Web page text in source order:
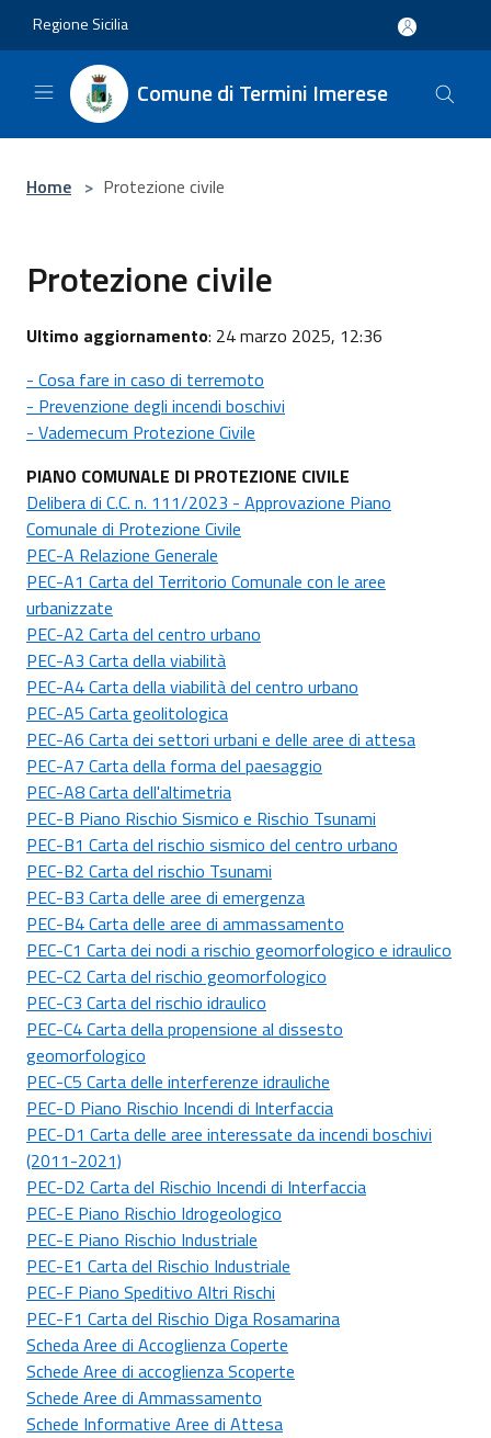
Regione Sicilia
Comune di Termini Imerese
Home > Protezione civile
Protezione civile
Ultimo aggiornamento: 24 marzo 2025, 12:36
- Cosa fare in caso di terremoto
- Prevenzione degli incendi boschivi
- Vademecum Protezione Civile
PIANO COMUNALE DI PROTEZIONE CIVILE
Delibera di C.C. n. 111/2023 - Approvazione Piano
Comunale di Protezione Civile
PEC-A Relazione Generale
PEC-A1 Carta del Territorio Comunale con le aree
urbanizzate
PEC-A2 Carta del centro urbano
PEC-A3 Carta della viabilità
PEC-A4 Carta della viabilità del centro urbano
PEC-A5 Carta geolitologica
PEC-A6 Carta dei settori urbani e delle aree di attesa
PEC-A7 Carta della forma del paesaggio
PEC-A8 Carta dell'altimetria
PEC-B Piano Rischio Sismico e Rischio Tsunami
PEC-B1 Carta del rischio sismico del centro urbano
PEC-B2 Carta del rischio Tsunami
PEC-B3 Carta delle aree di emergenza
PEC-B4 Carta delle aree di ammassamento
PEC-C1 Carta dei nodi a rischio geomorfologico e idraulico
PEC-C2 Carta del rischio geomorfologico
PEC-C3 Carta del rischio idraulico
PEC-C4 Carta della propensione al dissesto
geomorfologico
PEC-C5 Carta delle interferenze idrauliche
PEC-D Piano Rischio Incendi di Interfaccia
PEC-D1 Carta delle aree interessate da incendi boschivi
(2011-2021)
PEC-D2 Carta del Rischio Incendi di Interfaccia
PEC-E Piano Rischio Idrogeologico
PEC-E Piano Rischio Industriale
PEC-E1 Carta del Rischio Industriale
PEC-F Piano Speditivo Altri Rischi
PEC-F1 Carta del Rischio Diga Rosamarina
Scheda Aree di Accoglienza Coperte
Schede Aree di accoglienza Scoperte
Schede Aree di Ammassamento
Schede Informative Aree di Attesa